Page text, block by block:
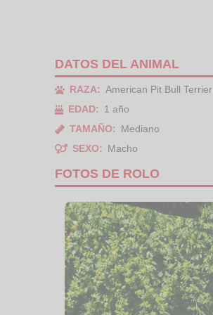
DATOS DEL ANIMAL
RAZA: American Pit Bull Terrier
EDAD:
1 año
TAMAÑO:
Mediano
SEXO:
Macho
FOTOS DE ROLO